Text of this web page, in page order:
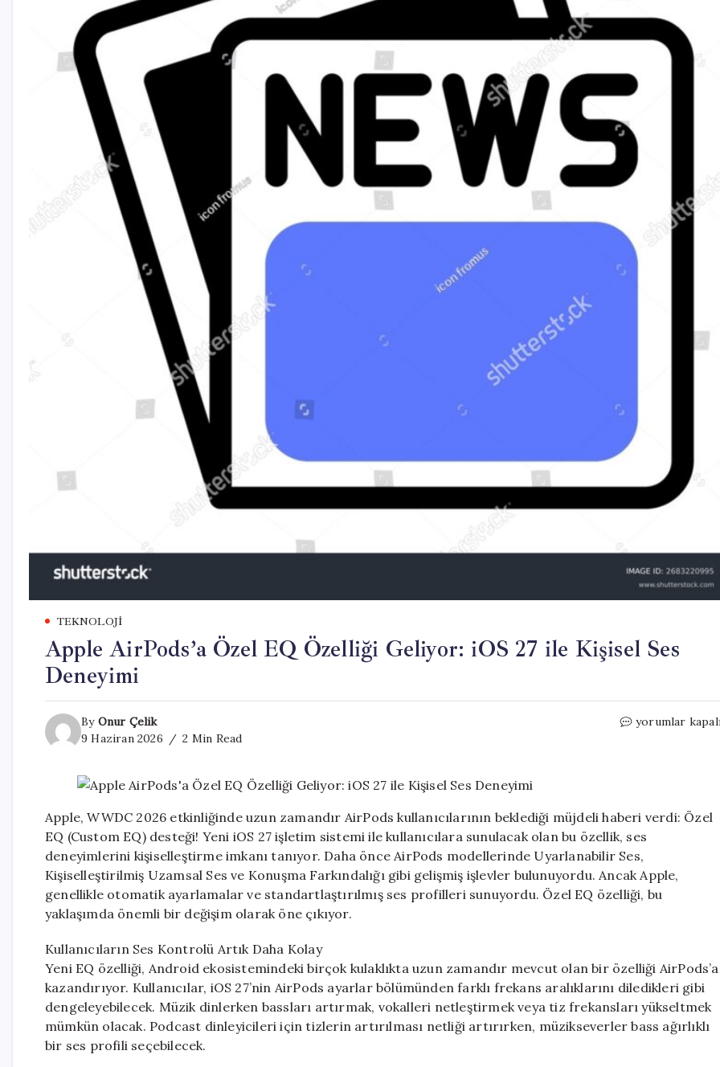
TEKNOLOJI
Apple AirPods’a Özel EQ Özelliği Geliyor: iOS 27 ile Kişisel Ses
Deneyimi
By Onur Çelik
9 Haziran 2026
2 Min Read
Apple
iOS
27
ile
Kişisel
Ses
Deneyimi
yorumlar
Apple, WWDC 2026 etkinliğinde uzun zamandır AirPods kullanıcılarının beklediği müjdeli haberi verdi: Özel
EQ (Custom EQ) desteği! Yeni iOS 27 işletim sistemi ile kullanıcılara sunulacak olan bu özellik, ses
deneyimlerini kişiselleştirme imkanı tanıyor. Daha önce AirPods modellerinde Uyarlanabilir Ses,
Kişiselleştirilmiş Uzamsal Ses ve Konuşma Farkındalığı gibi gelişmiş işlevler bulunuyordu. Ancak Apple,
genellikle otomatik ayarlamalar ve standartlaştırılmış ses profilleri sunuyordu. Özel EQ özelliği, bu
yaklaşımda önemli bir değişim olarak öne çıkıyor.
Kullanıcıların Ses Kontrolü Artık Daha Kolay
Yeni EQ özelliği, Android ekosistemindeki birçok kulaklıkta uzun zamandır mevcut olan bir özelliği AirPods’a
kazandırıyor. Kullanıcılar, iOS 27’nin AirPods ayarlar bölümünden farklı frekans aralıklarını diledikleri gibi
dengeleyebilecek. Müzik dinlerken bassları artırmak, vokalleri netleştirmek veya tiz frekansları yükseltmek
mümkün olacak. Podcast dinleyicileri için tizlerin artırılması netliği artırırken, müzikseverler bass ağırlıklı
bir ses profili seçebilecek.